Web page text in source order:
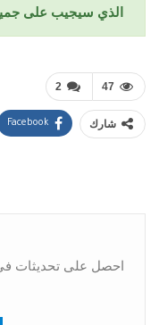
الذي سيجيب على
2 47
شارك Facebook
احصل على تحديثات